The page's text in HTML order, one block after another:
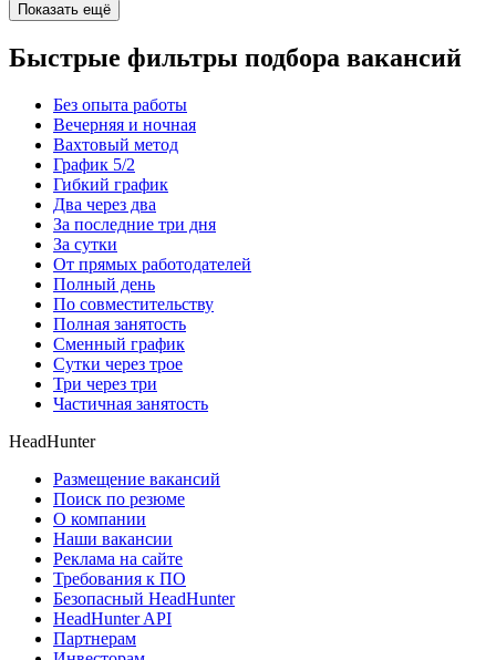
Показать ещё
Быстрые фильтры подбора вакансий
Без опыта работы
Вечерняя и ночная
Вахтовый метод
График 5/2
Гибкий график
Два через два
За последние три дня
За сутки
От прямых работодателей
Полный день
По совместительству
Полная занятость
Сменный график
Сутки через трое
Три через три
Частичная занятость
HeadHunter
Размещение вакансий
Поиск по резюме
О компании
Наши вакансии
Реклама на сайте
Требования к ПО
Безопасный HeadHunter
HeadHunter API
Партнерам